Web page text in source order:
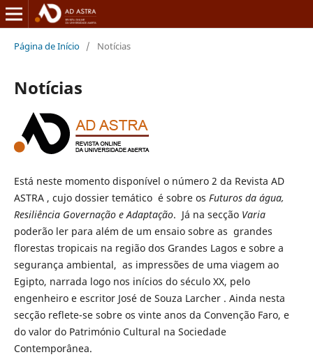
Página de Início / Notícias
Notícias
Está neste momento disponível o número 2 da Revista AD
ASTRA , cujo dossier temático é sobre os Futuros da água,
Resiliência Governação e Adaptação. Já na secção Varia
poderão ler para além de um ensaio sobre as grandes
florestas tropicais na região dos Grandes Lagos e sobre a
segurança ambiental, as impressões de uma viagem ao
Egipto, narrada logo nos inícios do século XX, pelo
engenheiro e escritor José de Souza Larcher . Ainda nesta
secção reflete-se sobre os vinte anos da Convenção Faro, e
do valor do Património Cultural na Sociedade
Contemporânea.